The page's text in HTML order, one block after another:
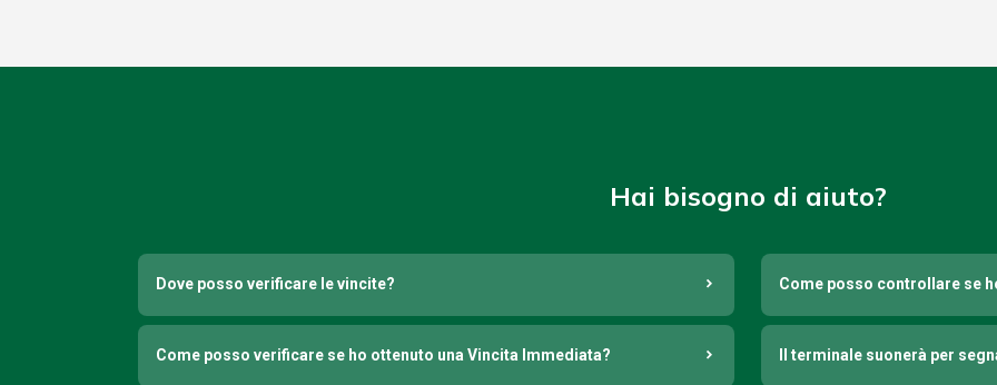
Hai bisogno di aiuto?
Dove posso verificare le vincite? Come posso controllare se
Come posso verificare se ho ottenuto una Vincita Immediata? Il terminale suonerà per